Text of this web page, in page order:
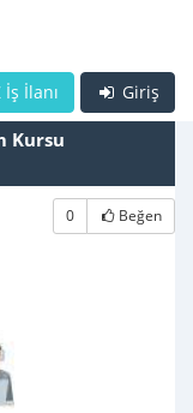
Giriş
İş İlanı
Kursu
0 Beğen